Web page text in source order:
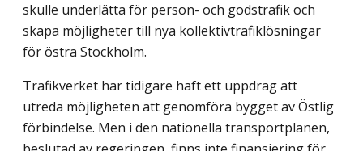
skulle underlätta för person- och godstrafik och
skapa möjligheter till nya kollektivtrafiklösningar
för östra Stockholm.
Trafikverket har tidigare haft ett uppdrag att
utreda möjligheten att genomföra bygget av Östlig
förbindelse. Men i den nationella transportplanen,